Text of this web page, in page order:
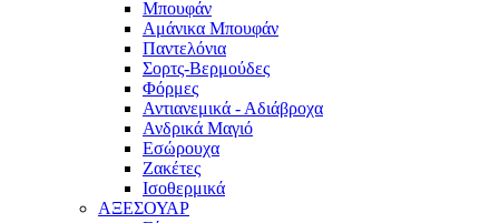
Μπουφάν
Αμάνικα Μπουφάν
Παντελόνια
Σορτς-Βερμούδες
Φόρμες
Αντιανεμικά - Αδιάβροχα
Ανδρικά Μαγιό
Εσώρουχα
Ζακέτες
Ισοθερμικά
ΑΞΕΣΟΥΑΡ